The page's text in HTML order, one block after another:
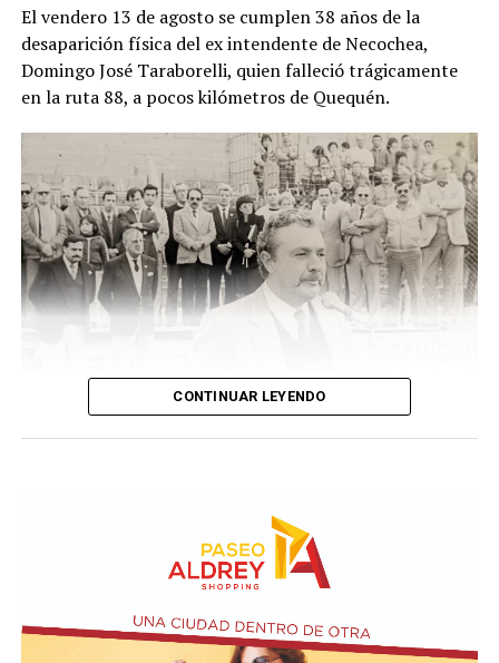
cuando un hombre que recorría la zona junto a sus
perros advirtió una bolsa ubicada junto a una zanja.
Alertado por el comportamiento de los animales, se
acercó y comprobó que contenía restos humanos. DIB
El vendero 13 de agosto se cumplen 38 años de la
desaparición física del ex intendente de Necochea,
Domingo José Taraborelli, quien falleció trágicamente
en la ruta 88, a pocos kilómetros de Quequén.
El vendero 13 de agosto se cumplen 38 años de la
desaparición física del ex intendente de Necochea,
en la ruta 88, a pocos kilómetros de Quequén.
CONTINUAR LEYENDO